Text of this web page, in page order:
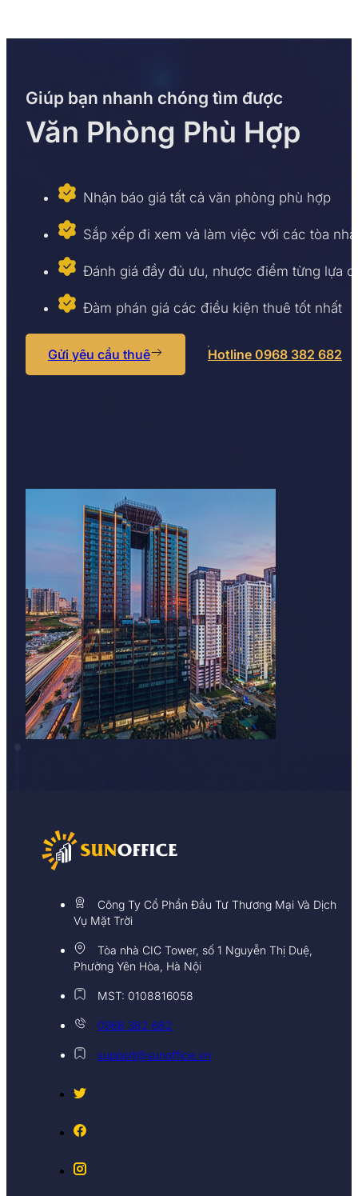
Giúp bạn nhanh chóng tìm được
Văn Phòng Phù Hợp
Nhận báo giá tất cả văn phòng phù hợp
Sắp xếp đi xem và làm việc với các tòa nhà
Đánh giá đầy đủ ưu, nhược điểm từng lựa
Đàm phán giá các điều kiện thuê tốt nhất
Gửi yêu cầu thuê Hotline 0968 382 682
Công Ty Cổ Phần Đầu Tư Thương Mại Và Dịch
Vụ Mặt Trời
Tòa nhà CIC Tower, số 1 Nguyễn Thị Duệ,
Phường Yên Hòa, Hà Nội
MST: 0108816058
0968 382 682
support@sunoffice.vn